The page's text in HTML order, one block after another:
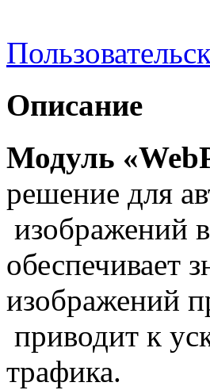
Описание
Модуль
решение для
изображений
обеспечивает
изображений
приводит к
трафика.